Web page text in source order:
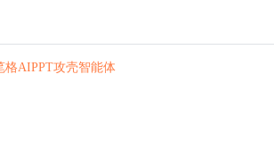
格AIPPT攻壳智能体